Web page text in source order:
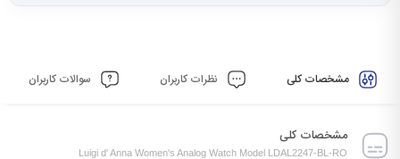
مشخصات کلی نظرات کاربران سوالات کاربران
مشخصات کلی
Luigi d' Anna Women's Analog Watch Model LDAL2247-BL-RO